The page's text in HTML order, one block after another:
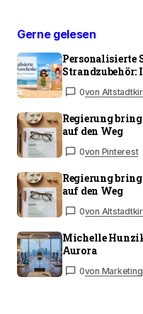
Gerne gelesen
Personalisierte
Strandzubehör:
0von
Regierung
auf den Weg
0von Pinterest
Regierung
auf den Weg
0von
Michelle
Aurora
0von Marketing